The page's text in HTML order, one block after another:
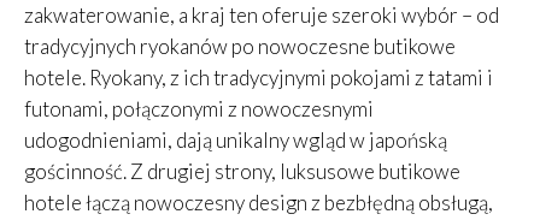
zakwaterowanie, a kraj ten oferuje szeroki wybór – od
tradycyjnych ryokanów po nowoczesne butikowe
hotele. Ryokany, z ich tradycyjnymi pokojami z tatami i
futonami, połączonymi z nowoczesnymi
udogodnieniami, dają unikalny wgląd w japońską
gościnność. Z drugiej strony, luksusowe butikowe
hotele łączą nowoczesny design z bezbłędną obsługą,